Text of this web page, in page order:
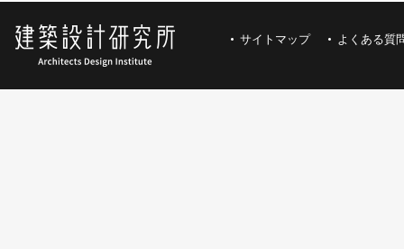
サイトマップ よくある質